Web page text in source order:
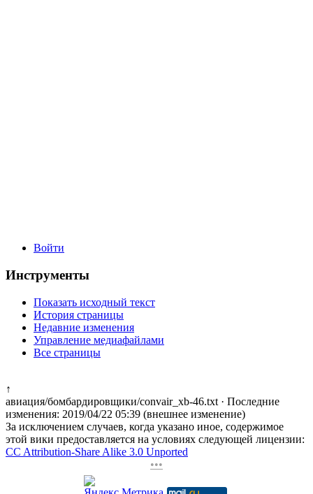
Войти
Инструменты
Показать исходный текст
История страницы
Недавние изменения
Управление медиафайлами
Все страницы
↑
авиация/бомбардировщики/convair_xb-46.txt · Последние
изменения: 2019/04/22 05:39 (внешнее изменение)
За исключением случаев, когда указано иное, содержимое
этой вики предоставляется на условиях следующей лицензии:
CC Attribution-Share Alike 3.0 Unported
•••